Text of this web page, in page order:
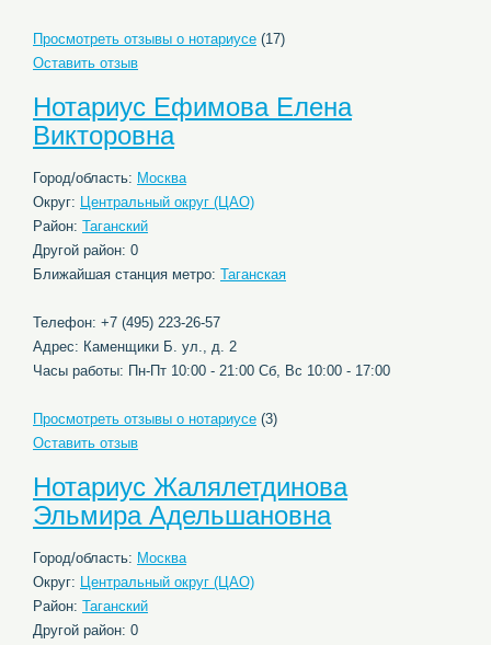
Просмотреть отзывы о нотариусе (17)
Оставить отзыв
Нотариус Ефимова Елена
Викторовна
Город/область: Москва
Округ: Центральный округ (ЦАО)
Район: Таганский
Другой район: 0
Ближайшая станция метро: Таганская
Телефон: +7 (495) 223-26-57
Адрес: Каменщики Б. ул., д. 2
Часы работы: Пн-Пт 10:00 - 21:00 Сб, Вс 10:00 - 17:00
Просмотреть отзывы о нотариусе (3)
Оставить отзыв
Нотариус Жалялетдинова
Эльмира Адельшановна
Город/область: Москва
Округ: Центральный округ (ЦАО)
Район: Таганский
Другой район: 0